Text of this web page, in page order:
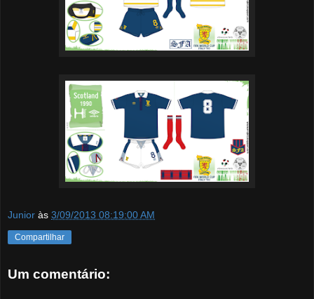
Junior às 3/09/2013 08:19:00 AM
Compartilhar
Um comentário: